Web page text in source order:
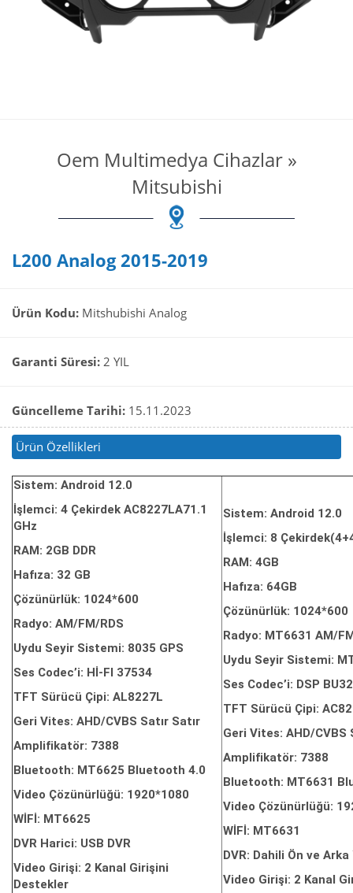
Oem Multimedya Cihazlar»
Mitsubishi
L200 Analog 2015-2019
Ürün Kodu: Mitshubishi Analog
Garanti Süresi: 2 YIL
Güncelleme Tarihi: 15.11.2023
Ürün Özellikleri
Sistem: Android 12.0
İşlemci: 4 Çekirdek AC8227LA71.1
GHz
RAM: 2GB DDR
Hafıza: 32 GB
Çözünürlük: 1024*600
Radyo: AM/FM/RDS
Uydu Seyir Sistemi: 8035 GPS
Ses Codec’i: Hİ-FI 37534
TFT Sürücü Çipi: AL8227L
Geri Vites: AHD/CVBS Satır Satır
Amplifikatör: 7388
Bluetooth: MT6625 Bluetooth 4.0
Video Çözünürlüğü: 1920*1080
WİFİ: MT6625
DVR Harici: USB DVR
Video Girişi: 2 Kanal Girişini
Destekler
Sistem: Android 12.0
İşlemci: 8
RAM: 4GB
Hafıza: 64GB
Çözünürlük: 1024*600
Radyo: MT6631 AM/
Uydu Seyir Sistemi:
Ses Codec’i: DSP
TFT Sürücü Çipi:
Geri Vites: AHD/CVBS
Amplifikatör: 7388
Bluetooth: MT6631
Video Çözünürlüğü:
WİFİ: MT6631
DVR: Dahili Ön ve
Video Girişi: 2 Kanal